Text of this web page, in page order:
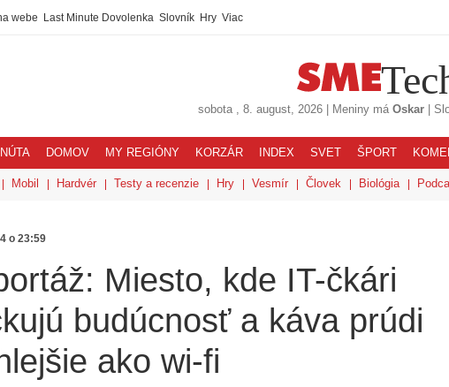
webe Last Minute Dovolenka Slovník Hry Viac
sobota , 8. august, 2026| Meniny má Oskar|
DOMOV MY REGIÓNY KORZÁR INDEX SVET ŠPORT
Mobil Hardvér Testy a recenzie Hry Vesmír Človek Biológia
o 23:59
Miesto, kde IT-čkári
budúcnosť a káva prúdi
ako wi-fi